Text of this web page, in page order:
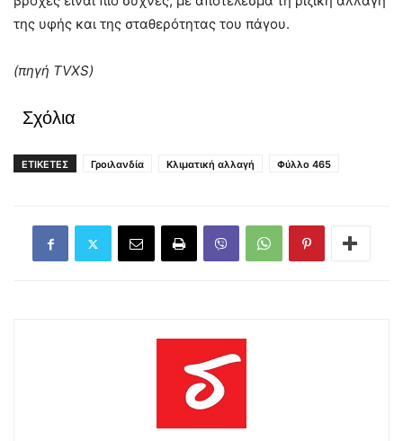
της υφής και της σταθερότητας του πάγου.
(πηγή TVXS)
Σχόλια
ΕΤΙΚΕΤΕΣ Γροιλανδία Κλιματική αλλαγή Φύλλο 465